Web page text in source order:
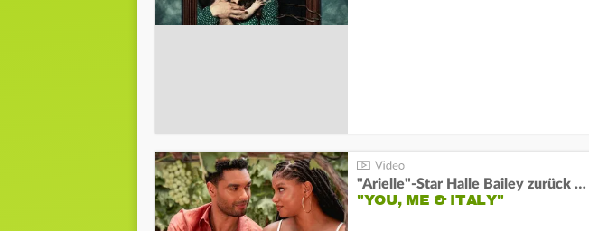
"Arielle"-Star Halle Bailey zurück auf der Leinwand:
"YOU, ME & ITALY"